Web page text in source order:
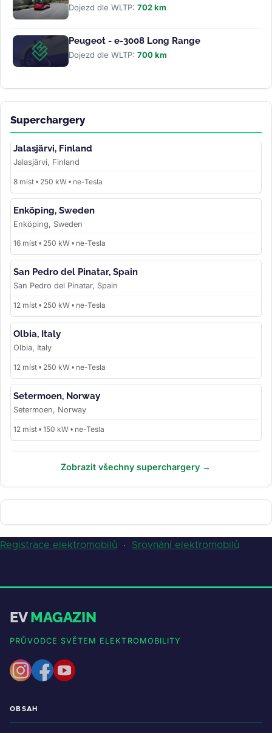
Dojezd dle WLTP: 702 km
Peugeot - e-3008 Long Range
Dojezd dle WLTP: 700 km
Superchargery
Jalasjärvi, Finland
Jalasjärvi, Finland
8 míst • 250 kW • ne-Tesla
Enköping, Sweden
Enköping, Sweden
16 míst • 250 kW • ne-Tesla
San Pedro del Pinatar, Spain
San Pedro del Pinatar, Spain
12 míst • 250 kW • ne-Tesla
Olbia, Italy
Olbia, Italy
12 míst • 250 kW • ne-Tesla
Setermoen, Norway
Setermoen, Norway
12 míst • 150 kW • ne-Tesla
Zobrazit všechny superchargery →
Registrace elektromobilů · Srovnání elektromobilů
EVMAGAZIN
PRŮVODCE SVĚTEM ELEKTROMOBILITY
OBSAH